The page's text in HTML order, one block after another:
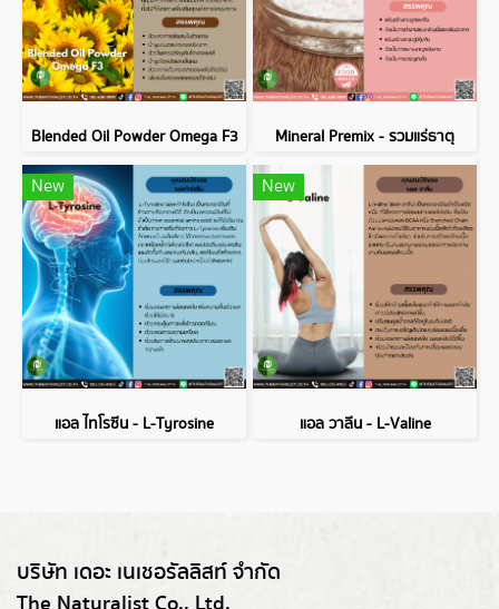
Blended Oil Powder Omega F3 Mineral Premix - รวมแร่ธาตุ
New
แอล ไทโรซีน - L-Tyrosine
New
แอล วาลีน - L-Valine
บริษัท เดอะ เนเชอรัลลิสท์ จำกัด